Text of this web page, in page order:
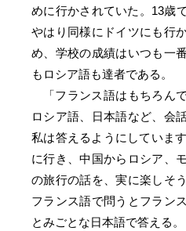
めに行かされていた。13歳
やはり同様にドイツにも行
め、学校の成績はいつも一
もロシア語も達者である。
「フランス語はもちろん
ロシア語、日本語など、会
私は答えるようにしていま
に行き、中国からロシア、
の旅行の話を、実に楽しそ
フランス語で問うとフラン
とみごとな日本語で答える。